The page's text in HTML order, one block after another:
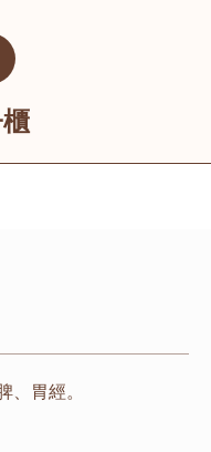
、胃經。